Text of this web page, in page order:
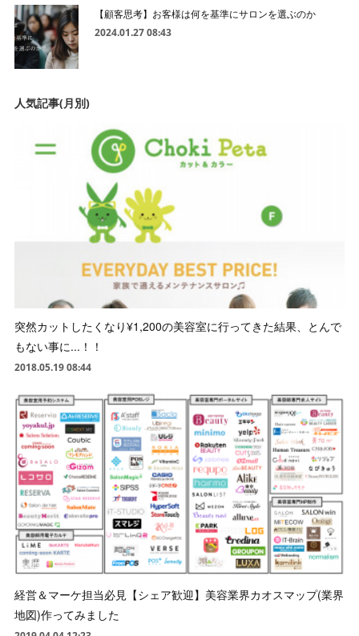
【顧客思考】お客様は何を基準にサロンを選ぶのか
2024.01.27 08:43
人気記事(月別)
突然カットしたくなり¥1,200の美容室に行ってきた結果、とんで
もない事に...！！
2018.05.19 08:44
経営＆マーケ担当必見【シェア歓迎】美容業界カオスマップ(業界
地図)作ってみました